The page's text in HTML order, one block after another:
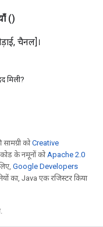
()
चैनल]।
मिली?
कोCreative
के नमूनों कोApache 2.0
Google Developers
का, Java एक रजिस्टर किया